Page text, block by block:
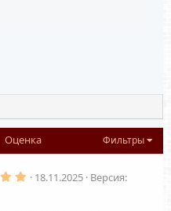
Оценка Фильтры
5 18.11.2025 Версия: